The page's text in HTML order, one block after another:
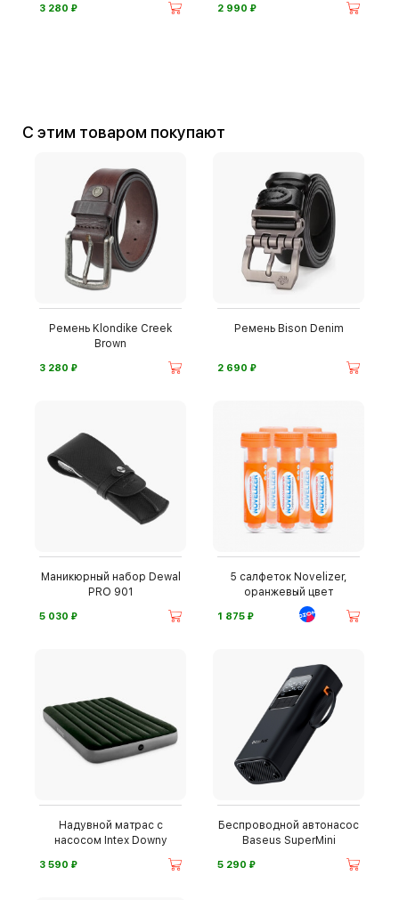
3 280 ⃏ 2 990 ⃏
С этим товаром покупают
Ремень Klondike Creek
Brown
3 280 ⃏
Ремень Bison Denim
2 690 ⃏
Маникюрный набор Dewal
PRO 901
5 030 ⃏
5 салфеток Novelizer,
оранжевый цвет
1 875 ⃏
Надувной матрас с
насосом Intex Downy
3 590 ⃏
Беспроводной автонасос
Baseus SuperMini
5 290 ⃏